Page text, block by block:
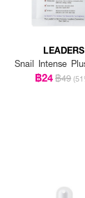
LEADERS
Snail Intense
฿24฿49